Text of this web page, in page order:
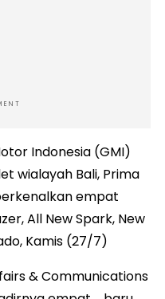
Indonesia (GMI)
wialayah Bali, Prima
empat
All New Spark, New
Kamis (27/7)
& Communications